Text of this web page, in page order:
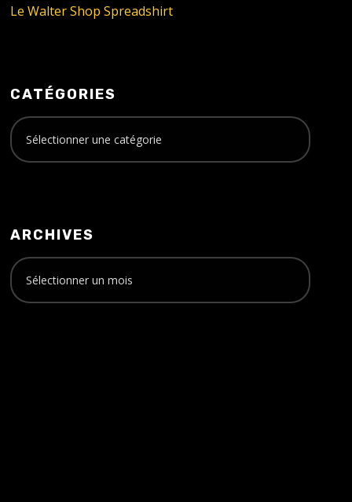
Le Walter Shop Spreadshirt
CATÉGORIES
ARCHIVES